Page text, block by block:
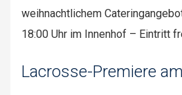
weihnachtlichem
18:00 Uhr im Innenhof – Eintritt
Lacrosse-Premiere